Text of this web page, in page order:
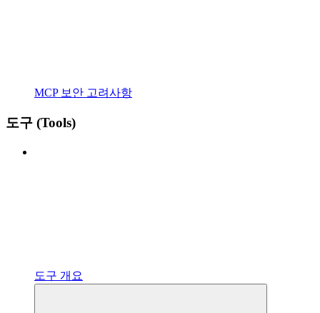
MCP 보안 고려사항
도구 (Tools)
도구 개요